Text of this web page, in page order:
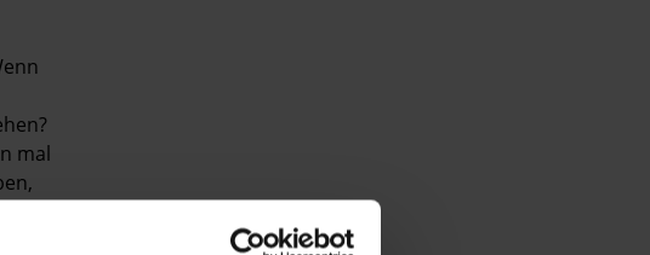
mal
viel